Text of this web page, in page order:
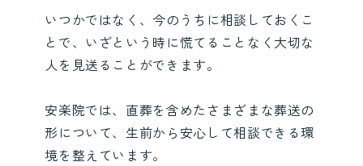
いつかではなく、今のうちに相談しておくこ
とで、いざという時に慌てることなく大切な
人を見送ることができます。
安楽院では、直葬を含めたさまざまな葬送の
形について、生前から安心して相談できる環
境を整えています。